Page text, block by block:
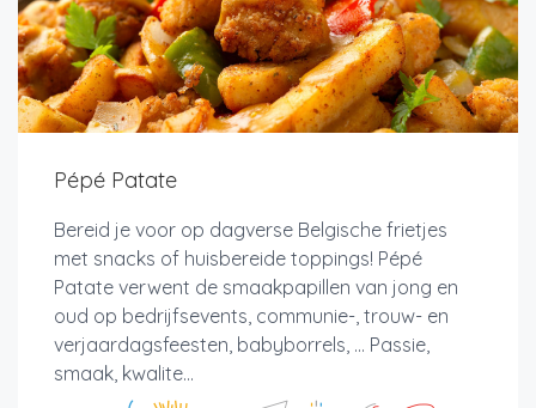
Pépé Patate
Bereid je voor op dagverse Belgische frietjes
met snacks of huisbereide toppings! Pépé
Patate verwent de smaakpapillen van jong en
oud op bedrijfsevents, communie-, trouw- en
verjaardagsfeesten, babyborrels, ... Passie,
smaak, kwalite...